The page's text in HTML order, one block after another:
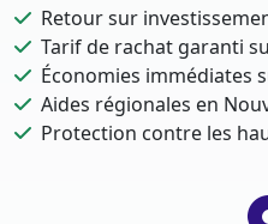
Retour sur
Tarif de rachat garanti
Économies immédiates
Aides régionales en
Protection contre les